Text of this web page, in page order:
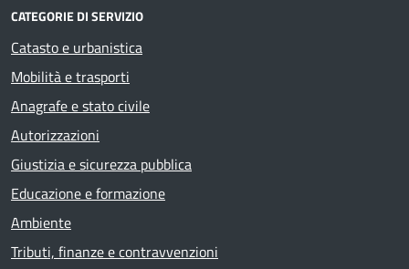
CATEGORIE DI SERVIZIO
Catasto e urbanistica
Mobilità e trasporti
Anagrafe e stato civile
Autorizzazioni
Giustizia e sicurezza pubblica
Educazione e formazione
Ambiente
Tributi, finanze e contravvenzioni